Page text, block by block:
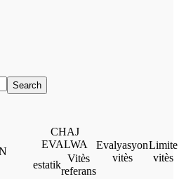
CHAJ
EVALWA
Evalyasyon
vitès
Limite
vitès
estatik
Vitès
referans